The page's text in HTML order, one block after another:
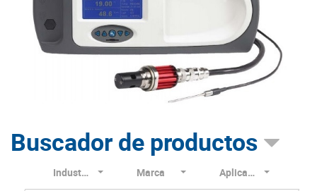
Buscador de productos
Industria Marca Aplicación